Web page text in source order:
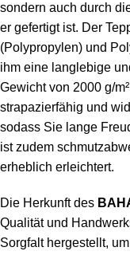
sondern auch durch
er gefertigt ist. Der
(Polypropylen) und
ihm eine langlebige
Gewicht von 2000 g/
strapazierfähig und
sodass Sie lange
ist zudem
erheblich erleichtert.
Die Herkunft des
Qualität und
Sorgfalt hergestellt,